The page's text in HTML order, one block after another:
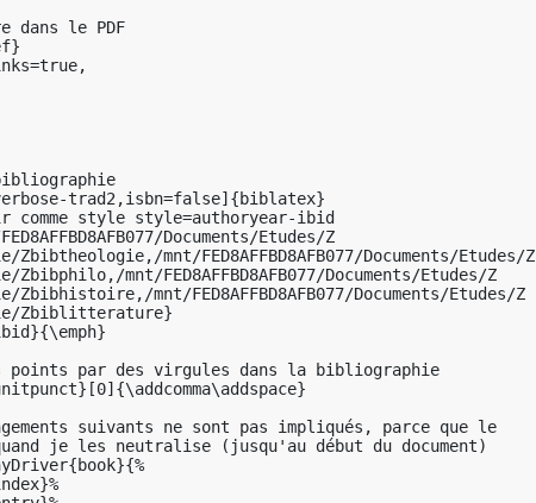
dans le PDF
trad2,isbn=false]{biblatex}
comme style style=authoryear-ibid
Documents/Etudes/Z
mnt/FED8AFFBD8AFB077/Documents/Etudes/Z
mnt/FED8AFFBD8AFB077/Documents/Etudes/Z
mnt/FED8AFFBD8AFB077/Documents/Etudes/Z
Zbiblitterature}
points par des virgules dans la bibliographie
suivants ne sont pas impliqués, parce que le
je les neutralise (jusqu'au début du document)